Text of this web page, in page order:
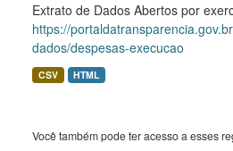
Extrato de Dados Abertos por
https://
dados/despesas-execucao
CSV HTML
Você também pode ter acesso a esses